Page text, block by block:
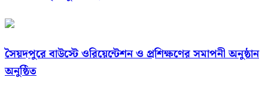
সৈয়দপুরে বাউস্টে ওরিয়েন্টেশন ও প্রশিক্ষণের সমাপনী অনুষ্ঠান
অনুষ্ঠিত